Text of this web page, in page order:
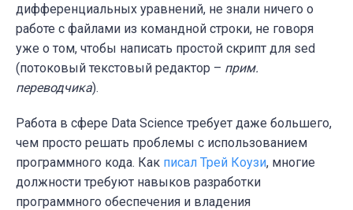
дифференциальных уравнений, не знали ничего о
работе с файлами из командной строки, не говоря
уже о том, чтобы написать простой скрипт для sed
(потоковый текстовый редактор – прим.
переводчика).
Работа в сфере Data Science требует даже большего,
чем просто решать проблемы с использованием
программного кода. Как писал Трей Коузи, многие
должности требуют навыков разработки
программного обеспечения и владения